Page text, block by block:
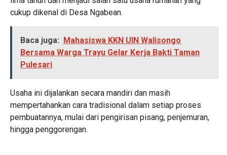
cukup dikenal di Desa Ngabean.
Baca juga: Mahasiswa KKN UIN Walisongo
Bersama Warga Trayu Gelar Kerja Bakti Taman
Pulesari
Usaha ini dijalankan secara mandiri dan masih
mempertahankan cara tradisional dalam setiap proses
pembuatannya, mulai dari pengirisan pisang, penjemuran,
hingga penggorengan.